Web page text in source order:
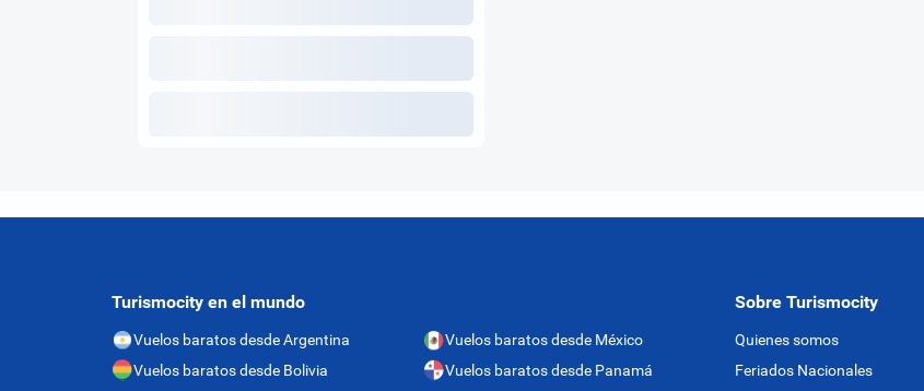
Turismocity en el mundo
Vuelos baratos desde Argentina
Vuelos baratos desde Bolivia
Vuelos baratos desde México
Vuelos baratos desde Panamá
Sobre Turismocity
Quienes somos
Feriados Nacionales